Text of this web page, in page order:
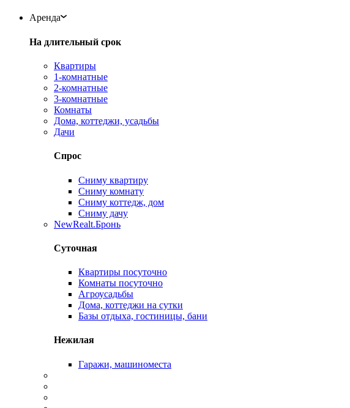
Аренда
На длительный срок
Квартиры
1-комнатные
2-комнатные
3-комнатные
Комнаты
Дома, коттеджи, усадьбы
Дачи
Спрос
Сниму квартиру
Сниму комнату
Сниму коттедж, дом
Сниму дачу
NewRealt.Бронь
Суточная
Квартиры посуточно
Комнаты посуточно
Агроусадьбы
Дома, коттеджи на сутки
Базы отдыха, гостиницы, бани
Нежилая
Гаражи, машиноместа